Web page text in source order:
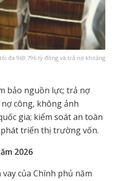
đa 969.796 tỷ đồng và trả nợ khoảng
bảo nguồn lực; trả nợ
công, không ảnh
gia; kiểm soát an toàn
triển thị trường vốn.
2026
của Chính phủ năm